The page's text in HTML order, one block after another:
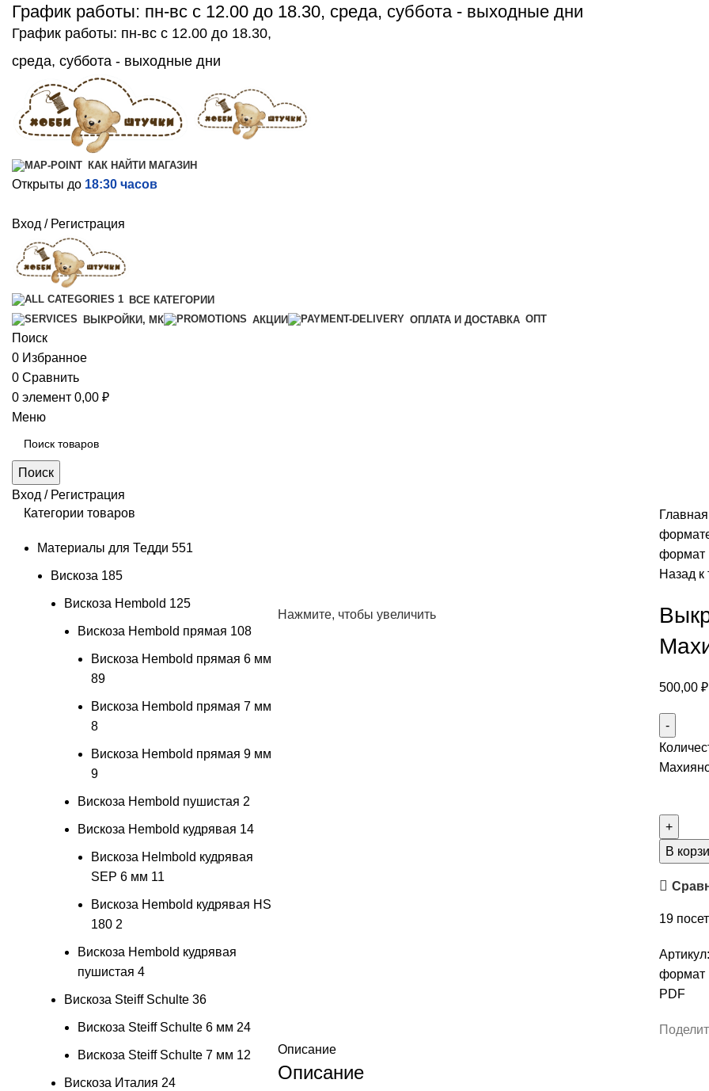
График работы: пн-вс с 12.00 до 18.30, среда, суббота - выходные дни
График работы: пн-вс с 12.00 до 18.30,
среда, суббота - выходные дни
КАК НАЙТИ МАГАЗИН
Открыты до 18:30 часов
Вход / Регистрация
ВСЕ КАТЕГОРИИ
ВЫКРОЙКИ, МК
АКЦИИ ОПЛАТА И ДОСТАВКА ОПТ
Поиск
0 Избранное
0 Сравнить
0 элемент 0,00 ₽
Меню
Поиск
Вход / Регистрация
Нажмите, чтобы увеличить
формат
Назад к
500,00 ₽
В
19
формат
PDF
Описание
Описание
Категории товаров
Материалы для Тедди 551
Вискоза 185
Вискоза Hembold 125
Вискоза Hembold прямая 108
Вискоза Hembold прямая 6 мм
89
Вискоза Hembold прямая 7 мм
8
Вискоза Hembold прямая 9 мм
9
Вискоза Hembold пушистая 2
Вискоза Hembold кудрявая 14
Вискоза Helmbold кудрявая
SEP 6 мм 11
Вискоза Hembold кудрявая HS
180 2
Вискоза Hembold кудрявая
пушистая 4
Вискоза Steiff Schulte 36
Вискоза Steiff Schulte 6 мм 24
Вискоза Steiff Schulte 7 мм 12
Вискоза Италия 24